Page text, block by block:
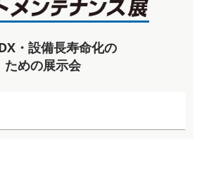
・設備長寿命化の
ための展示会